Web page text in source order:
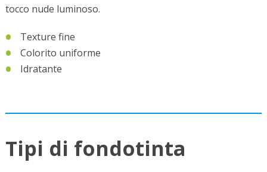
tocco nude luminoso.
Texture fine
Colorito uniforme
Idratante
Tipi di fondotinta